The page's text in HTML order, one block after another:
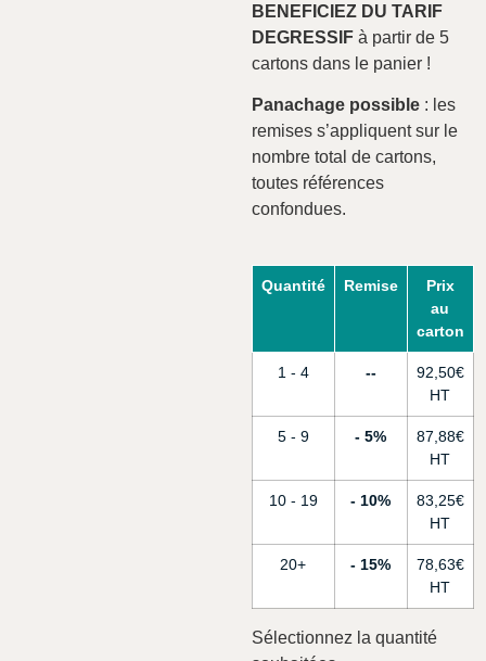
BENEFICIEZ DU TARIF
DEGRESSIFà partir de 5
cartons dans le panier !
Panachage possible: les
remises s’appliquent sur le
nombre total de cartons,
toutes références
confondues.
Quantité Remise
Prix
au
carton
1 - 4 - 92,50€
5 - 9 5% 87,88€
10 - 19 10% 83,25€
20+ 15% 78,63€
Sélectionnez la quantité